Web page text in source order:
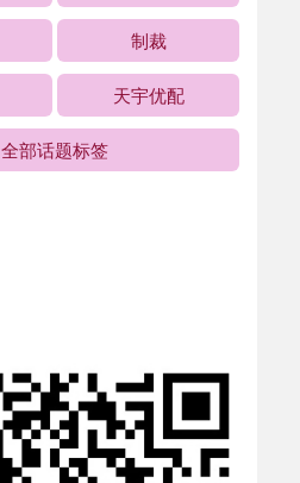
制裁
天宇优配
全部话题标签